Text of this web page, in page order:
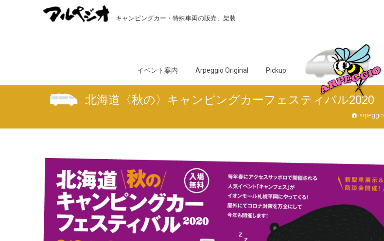
キャンピングカー・特殊車両の販売、架装
イベント案内 Arpeggio Original Pickup
北海道〈秋の〉キャンピングカーフェスティバル2020
arpeggio